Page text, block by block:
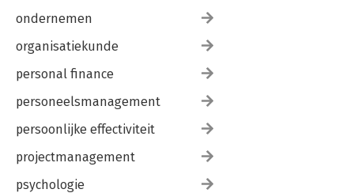
ondernemen
organisatiekunde
personal finance
personeelsmanagement
persoonlijke effectiviteit
projectmanagement
psychologie